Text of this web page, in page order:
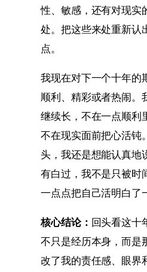
性、敏感，还有对现实
处。把这些来处重新认
点。
我现在对下一个十年的
顺利、精彩或者热闹。
继续长，不在一点顺利
不在现实面前把心活钝
头，我还是想能认真地
有白过，我不是只被时
一点点把自己活明白了
核心结论： 回头看这十
不只是经历本身，而是
改了我的责任感、眼界